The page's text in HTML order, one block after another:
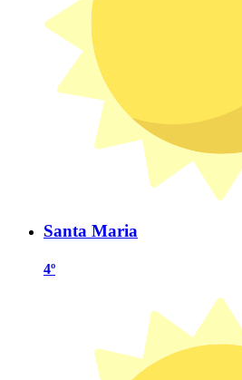
Santa Maria
4º